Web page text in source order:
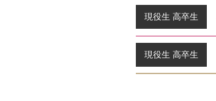
現役生 高卒生
現役生 高卒生